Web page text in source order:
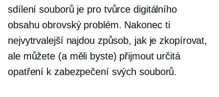
sdílení souborů je pro tvůrce digitálního
obsahu obrovský problém. Nakonec ti
nejvytrvalejší najdou způsob, jak je zkopírovat,
ale můžete (a měli byste) přijmout určitá
opatření k zabezpečení svých souborů.